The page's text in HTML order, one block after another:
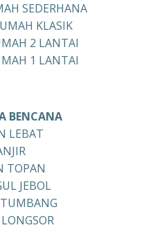
SEDERHANA
KLASIK
2 LANTAI
1 LANTAI
BENCANA
LEBAT
TOPAN
JEBOL